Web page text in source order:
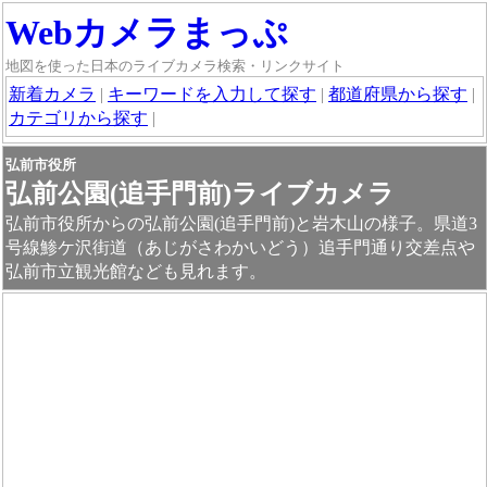
Webカメラまっぷ
地図を使った日本のライブカメラ検索・リンクサイト
新着カメラ | キーワードを入力して探す | 都道府県から探す |
カテゴリから探す |
弘前市役所
弘前公園(追手門前)ライブカメラ
弘前市役所からの弘前公園(追手門前)と岩木山の様子。県道3
号線鯵ケ沢街道（あじがさわかいどう）追手門通り交差点や
弘前市立観光館なども見れます。